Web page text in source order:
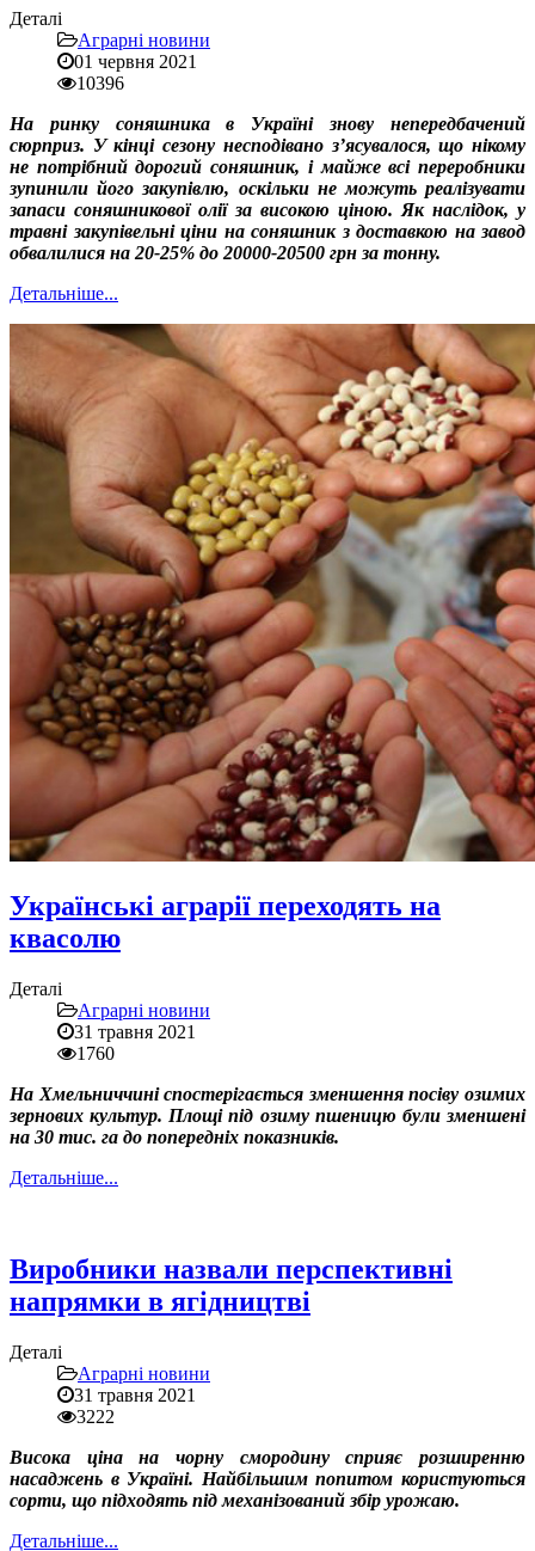
Деталі
Аграрні новини
01 червня 2021
10396
На ринку соняшника в Україні знову непередбачений
сюрприз. У кінці сезону несподівано з’ясувалося, що нікому
не потрібний дорогий соняшник, і майже всі переробники
зупинили його закупівлю, оскільки не можуть реалізувати
запаси соняшникової олії за високою ціною. Як наслідок, у
травні закупівельні ціни на соняшник з доставкою на завод
обвалилися на 20-25% до 20000-20500 грн за тонну.
Детальніше...
Українські аграрії переходять на
квасолю
Деталі
Аграрні новини
31 травня 2021
1760
На Хмельниччині спостерігається зменшення посіву озимих
зернових культур. Площі під озиму пшеницю були зменшені
на 30 тис. га до попередніх показників.
Детальніше...
Виробники назвали перспективні
напрямки в ягідництві
Деталі
Аграрні новини
31 травня 2021
3222
Висока ціна на чорну смородину сприяє розширенню
насаджень в Україні. Найбільшим попитом користуються
сорти, що підходять під механізований збір урожаю.
Детальніше...